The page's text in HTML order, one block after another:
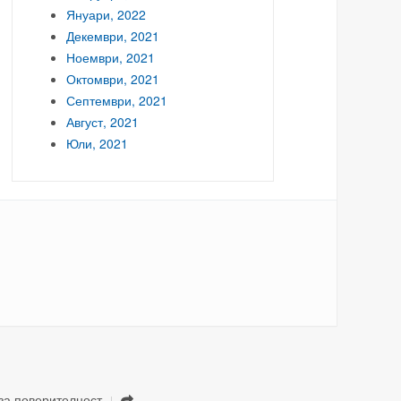
Януари, 2022
Декември, 2021
Ноември, 2021
Октомври, 2021
Септември, 2021
Август, 2021
Юли, 2021